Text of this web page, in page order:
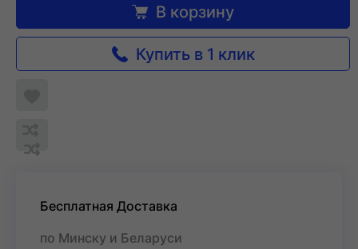
В корзину
Купить в 1 клик
желаемого
Обновляю
Добавить
сравнения
Бесплатная Доставка
по Минску и Беларуси